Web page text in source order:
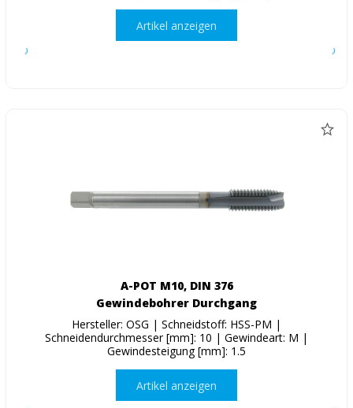
Artikel anzeigen
A-POT M10, DIN 376
Gewindebohrer Durchgang
Hersteller: OSG | Schneidstoff: HSS-PM |
Schneidendurchmesser [mm]: 10 | Gewindeart: M |
Gewindesteigung [mm]: 1.5
Artikel anzeigen